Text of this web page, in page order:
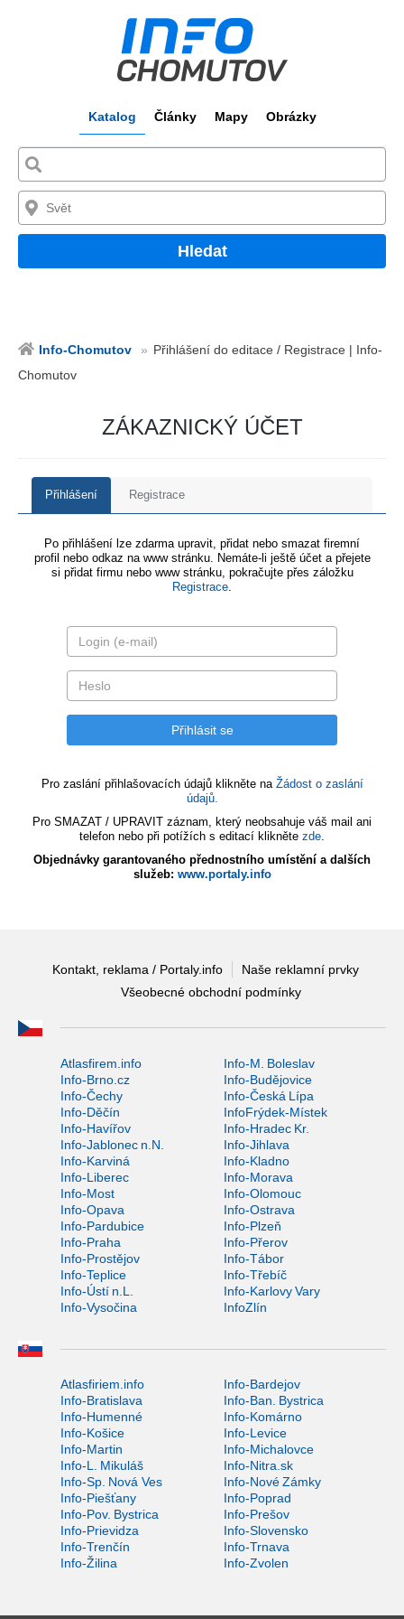
Katalog Články Mapy Obrázky
Hledat
Info-Chomutov
Přihlášení do editace / Registrace | Info-
Chomutov
ZÁKAZNICKÝ ÚČET
Přihlášení Registrace
Po přihlášení lze zdarma upravit, přidat nebo smazat firemní
profil nebo odkaz na www stránku. Nemáte-li ještě účet a přejete
si přidat firmu nebo www stránku, pokračujte přes záložku
Registrace.
Pro zaslání přihlašovacích údajů klikněte na Žádost o zaslání
údajů.
Pro SMAZAT / UPRAVIT záznam, který neobsahuje váš mail ani
telefon nebo při potížích s editací klikněte zde.
Objednávky garantovaného přednostního umístění a dalších
služeb: www.portaly.info
Kontakt, reklama / Portaly.info
Naše reklamní prvky
Všeobecné obchodní podmínky
Atlasfirem.info
Info-M. Boleslav
Info-Brno.cz
Info-Budějovice
Info-Čechy
Info-Česká Lípa
Info-Děčín
InfoFrýdek-Místek
Info-Havířov
Info-Hradec Kr.
Info-Jablonec n.N.
Info-Jihlava
Info-Karviná
Info-Kladno
Info-Liberec
Info-Morava
Info-Most
Info-Olomouc
Info-Opava
Info-Ostrava
Info-Pardubice
Info-Plzeň
Info-Praha
Info-Přerov
Info-Prostějov
Info-Tábor
Info-Teplice
Info-Třebíč
Info-Ústí n.L.
Info-Karlovy Vary
Info-Vysočina
InfoZlín
Atlasfiriem.info
Info-Bardejov
Info-Bratislava
Info-Ban. Bystrica
Info-Humenné
Info-Komárno
Info-Košice
Info-Levice
Info-Martin
Info-Michalovce
Info-L. Mikuláš
Info-Nitra.sk
Info-Sp. Nová Ves
Info-Nové Zámky
Info-Piešťany
Info-Poprad
Info-Pov. Bystrica
Info-Prešov
Info-Prievidza
Info-Slovensko
Info-Trenčín
Info-Trnava
Info-Žilina
Info-Zvolen